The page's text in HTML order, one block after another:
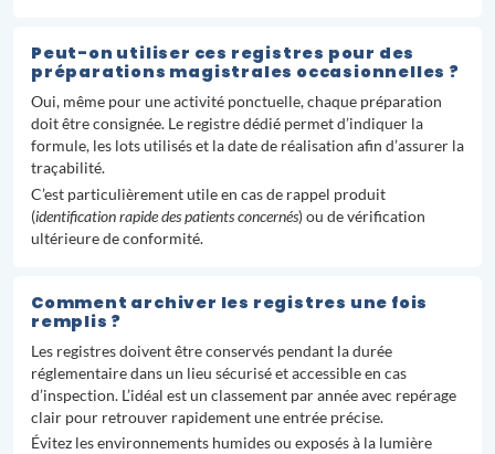
Peut-on utiliser ces registres pour des
préparations magistrales occasionnelles ?
Oui, même pour une activité ponctuelle, chaque préparation
doit être consignée. Le registre dédié permet d’indiquer la
formule, les lots utilisés et la date de réalisation afin d’assurer la
traçabilité.
C’est particulièrement utile en cas de rappel produit
(identification rapide des patients concernés) ou de vérification
ultérieure de conformité.
Comment archiver les registres une fois
remplis ?
Les registres doivent être conservés pendant la durée
réglementaire dans un lieu sécurisé et accessible en cas
d’inspection. L’idéal est un classement par année avec repérage
clair pour retrouver rapidement une entrée précise.
Évitez les environnements humides ou exposés à la lumière